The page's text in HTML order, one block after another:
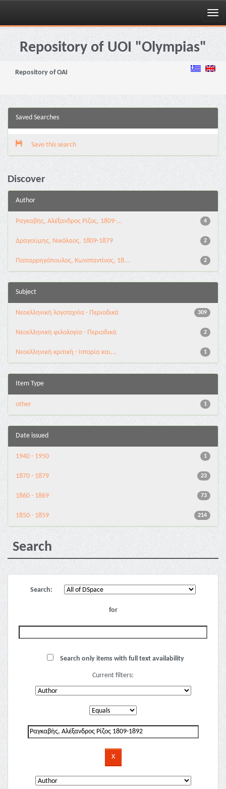
Skip
navigationRepository of UOI "Olympias"
Repository of OAI
Saved Searches
Save this search
Discover
Author
4
Ραγκαβής, Αλέξανδρος Ρίζος, 1809-...
2
Δραγούμης, Νικόλαος, 1809-1879
2
Παπαρρηγόπουλος, Κωνσταντίνος, 18...
Subject
309
Νεοελληνική λογοτεχνία - Περιοδικά
2
Νεοελληνική φιλολογία - Περιοδικά
1
Νεοελληνική κριτική - Ιστορία και...
Item Type
1
other
Date issued
1
1940 - 1950
23
1870 - 1879
73
1860 - 1869
214
1850 - 1859
Search
Search:
for
Search only items with full text availability
Current filters: